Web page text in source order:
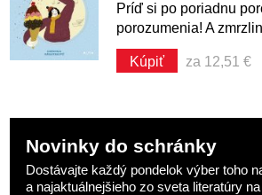
Príď si po poriadnu
porozumenia! A
Kúpiť za 12,51 €
Novinky do schránky
Dostávajte každý pondelok výber toho
a najaktuálnejšieho zo sveta literatúry